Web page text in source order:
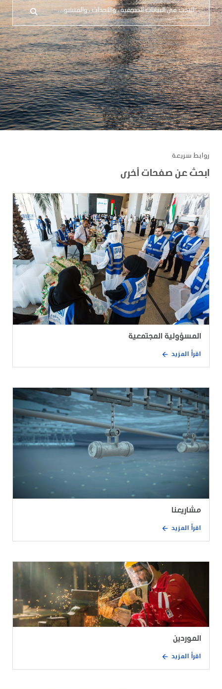
روابط سريعة
ابحث عن صفحات أخرى
المسؤولية المجتمعية
اقرأ المزيد
مشاريعنا
اقرأ المزيد
الموردين
اقرأ المزيد